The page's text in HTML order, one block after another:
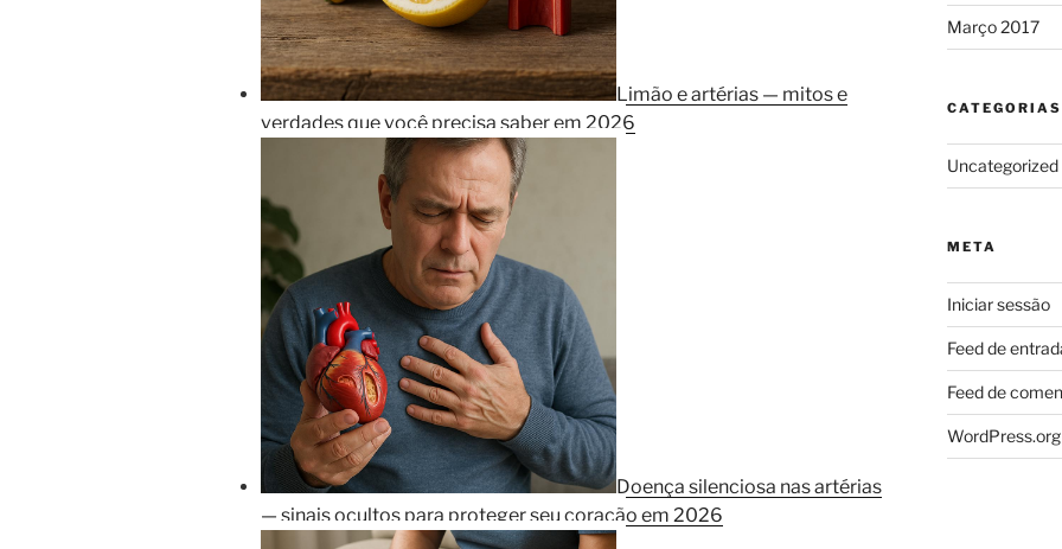
Limão e artérias — mitos e
verdades que você precisa saber em 2026
Doença silenciosa nas artérias
— sinais ocultos para proteger seu coração em 2026
Março 2017
CATEGORIAS
Uncategorized
META
Iniciar sessão
Feed de
Feed de
WordPress.org